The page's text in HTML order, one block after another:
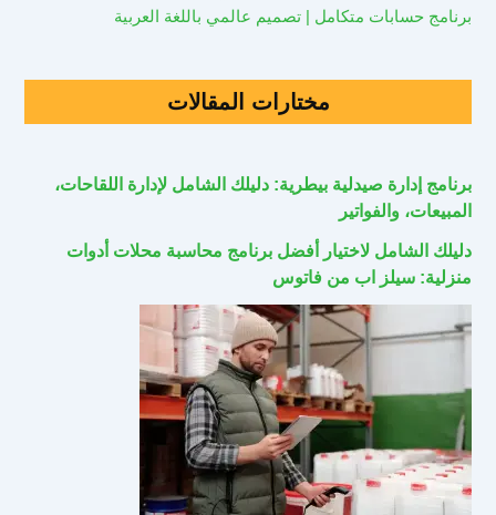
برنامج حسابات متكامل | تصميم عالمي باللغة العربية
مختارات المقالات
برنامج إدارة صيدلية بيطرية: دليلك الشامل لإدارة اللقاحات،
المبيعات، والفواتير
دليلك الشامل لاختيار أفضل برنامج محاسبة محلات أدوات
منزلية: سيلز اب من فاتوس